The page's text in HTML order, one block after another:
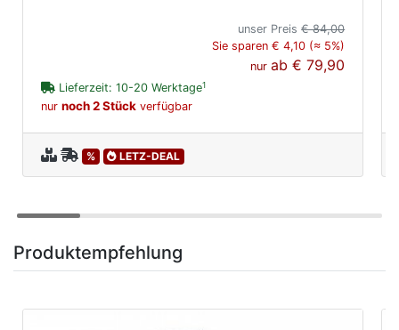
unser Preis€ 84,00
Sie sparen € 4,10 (≈ 5%)
nurab€ 79,90
Lieferzeit: 10-20 Werktage1
nur noch 2 Stück verfügbar
% LETZ-DEAL
Produktempfehlung